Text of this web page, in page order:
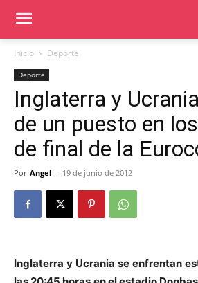
Inicio Deporte
Deporte
Inglaterra y
de un puesto en
de final de la
Por Angel - 19 de junio de 2012
Inglaterra y Ucrania se enfrentan